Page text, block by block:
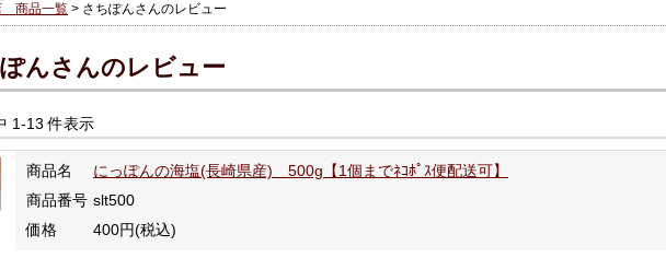
商品一覧 > さちぽんさんのレビュー
んさんのレビュー
1-13 件表示
商品名
にっぽんの海塩(長崎県産) 500g【1個までﾈｺﾎﾟｽ便配送可】
商品番号 slt500
価格
400円(税込)